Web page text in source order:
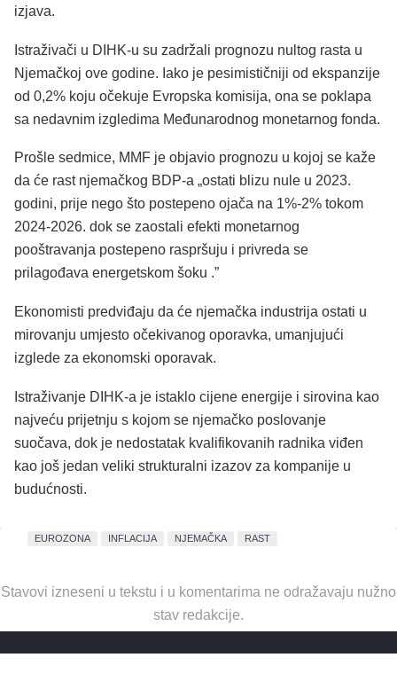
izjava.
Istraživači u DIHK-u su zadržali prognozu nultog rasta u
Njemačkoj ove godine. Iako je pesimističniji od ekspanzije
od 0,2% koju očekuje Evropska komisija, ona se poklapa
sa nedavnim izgledima Međunarodnog monetarnog fonda.
Prošle sedmice, MMF je objavio prognozu u kojoj se kaže
da će rast njemačkog BDP-a „ostati blizu nule u 2023.
godini, prije nego što postepeno ojača na 1%-2% tokom
2024-2026. dok se zaostali efekti monetarnog
pooštravanja postepeno raspršuju i privreda se
prilagođava energetskom šoku .”
Ekonomisti predviđaju da će njemačka industrija ostati u
mirovanju umjesto očekivanog oporavka, umanjujući
izglede za ekonomski oporavak.
Istraživanje DIHK-a je istaklo cijene energije i sirovina kao
najveću prijetnju s kojom se njemačko poslovanje
suočava, dok je nedostatak kvalifikovanih radnika viđen
kao još jedan veliki strukturalni izazov za kompanije u
budućnosti.
EUROZONA INFLACIJA NJEMAČKA RAST
Stavovi izneseni u tekstu i u komentarima ne odražavaju nužno
stav redakcije.